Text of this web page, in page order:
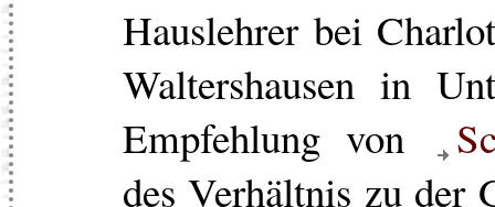
Hauslehrer bei
Waltershausen in
Empfehlung von
des Verhältnis zu der